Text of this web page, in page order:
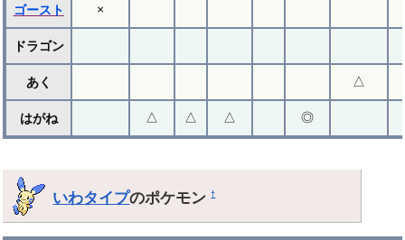
ゴースト ×
ドラゴン
あく △
はがね △ △ △ ◎
いわタイプのポケモン†